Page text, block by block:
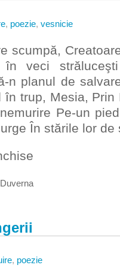
, poezie, vesnicie
scumpă,
în veci
n planul de
în trup, Mesia, Prin
Pe-un
În stările lor
, poezie